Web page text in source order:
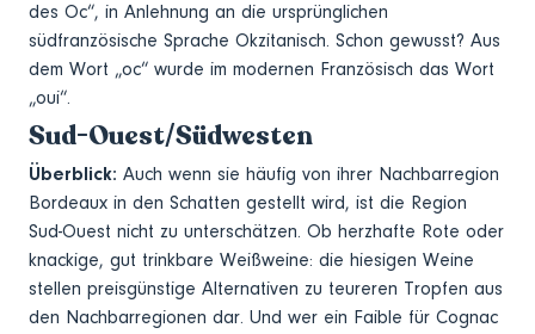
des Oc“, in Anlehnung an die ursprünglichen
südfranzösische Sprache Okzitanisch. Schon gewusst? Aus
dem Wort „oc“ wurde im modernen Französisch das Wort
„oui“.
Sud-Ouest/Südwesten
Überblick: Auch wenn sie häufig von ihrer Nachbarregion
Bordeaux in den Schatten gestellt wird, ist die Region
Sud-Ouest nicht zu unterschätzen. Ob herzhafte Rote oder
knackige, gut trinkbare Weißweine: die hiesigen Weine
stellen preisgünstige Alternativen zu teureren Tropfen aus
den Nachbarregionen dar. Und wer ein Faible für Cognac